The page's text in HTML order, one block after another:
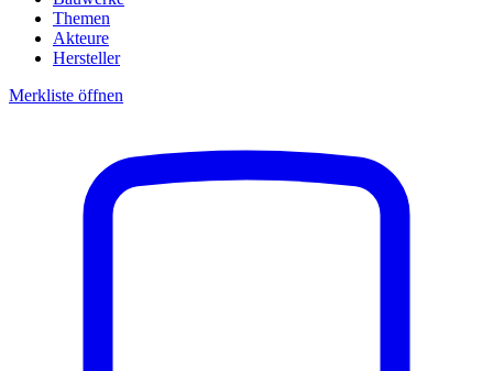
Themen
Akteure
Hersteller
Merkliste öffnen